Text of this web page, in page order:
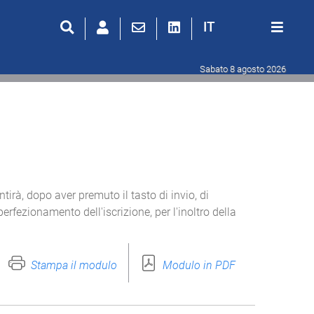
IT
Sabato 8 agosto 2026
dopo aver premuto il tasto di invio, di
dell'iscrizione, per l'inoltro della
Stampa il modulo Modulo in PDF